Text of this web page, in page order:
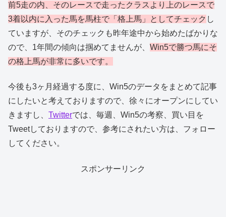
前5走の内、そのレースで走ったクラスより上のレースで
3着以内に入った馬を馬柱で「格上馬」としてチェック し
ていますが、そのチェックも昨年途中から始めたばかりな
ので、1年間の傾向は掴めてませんが、 Win5で勝つ馬にそ
の格上馬が非常に多いです。
今後も3ヶ月経過する度に、Win5のデータをまとめて記事
にしたいと考えておりますので、徐々にオープンにしてい
きますし、 Twitterでは、毎週、Win5の考察、買い目を
Tweetしておりますので、参考にされたい方は、フォロー
してください。
スポンサーリンク